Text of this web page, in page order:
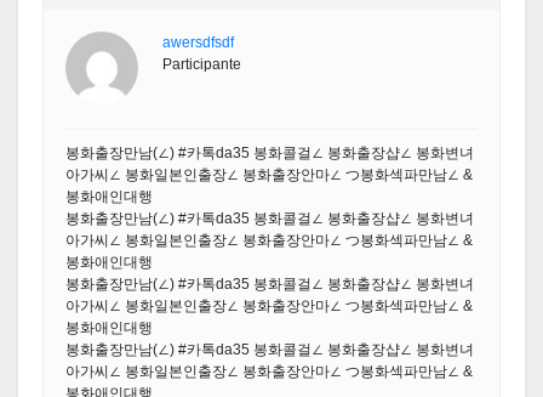
awersdfsdf
Participante
봉화출장만남(∠) #카톡da35 봉화콜걸∠ 봉화출장샵∠ 봉화변녀
아가씨∠ 봉화일본인출장∠ 봉화출장안마∠ つ봉화섹파만남∠ &
봉화애인대행
봉화출장만남(∠) #카톡da35 봉화콜걸∠ 봉화출장샵∠ 봉화변녀
아가씨∠ 봉화일본인출장∠ 봉화출장안마∠ つ봉화섹파만남∠ &
봉화애인대행
봉화출장만남(∠) #카톡da35 봉화콜걸∠ 봉화출장샵∠ 봉화변녀
아가씨∠ 봉화일본인출장∠ 봉화출장안마∠ つ봉화섹파만남∠ &
봉화애인대행
봉화출장만남(∠) #카톡da35 봉화콜걸∠ 봉화출장샵∠ 봉화변녀
아가씨∠ 봉화일본인출장∠ 봉화출장안마∠ つ봉화섹파만남∠ &
봉화애인대행